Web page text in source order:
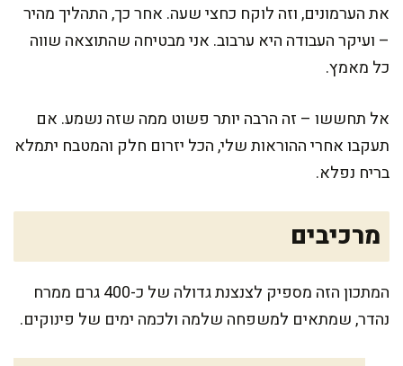
את הערמונים, וזה לוקח כחצי שעה. אחר כך, התהליך מהיר
– ועיקר העבודה היא ערבוב. אני מבטיחה שהתוצאה שווה
כל מאמץ.
אל תחששו – זה הרבה יותר פשוט ממה שזה נשמע. אם
תעקבו אחרי ההוראות שלי, הכל יזרום חלק והמטבח יתמלא
בריח נפלא.
מרכיבים
המתכון הזה מספיק לצנצנת גדולה של כ-400 גרם ממרח
נהדר, שמתאים למשפחה שלמה ולכמה ימים של פינוקים.